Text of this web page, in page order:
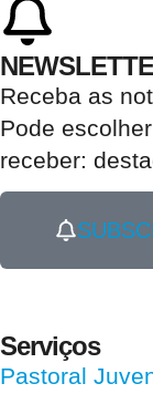
Receba as
Pode
receber:
Serviços
Pastoral